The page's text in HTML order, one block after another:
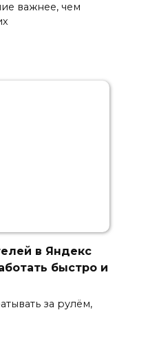
важнее, чем
в Яндекс
быстро и
за рулём,